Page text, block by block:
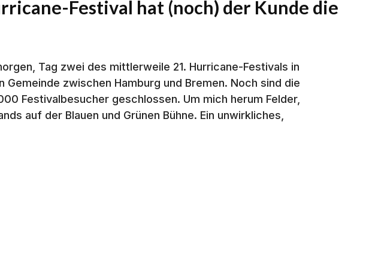
Festival hat (noch) der Kunde die
Tag zwei des mittlerweile 21. Hurricane-Festivals in
zwischen Hamburg und Bremen. Noch sind die
Festivalbesucher geschlossen. Um mich herum Felder,
auf der Blauen und Grünen Bühne. Ein unwirkliches,